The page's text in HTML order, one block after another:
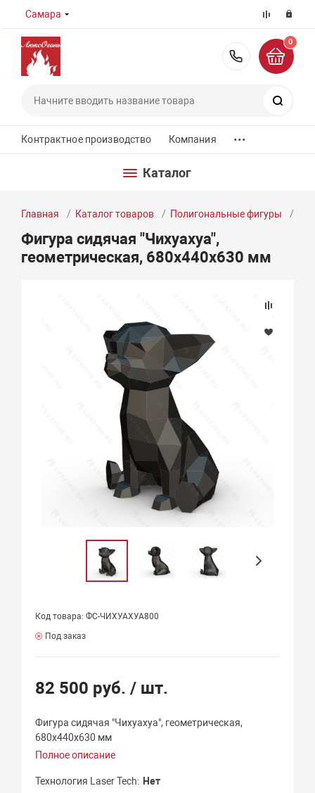
Самара
8 (800)
0
Контрактное производство Компания ...
Каталог
Главная Каталог товаров Полигональные фигуры
Фигура сидячая "Чихуахуа",
геометрическая, 680х440х630 мм
Код товара: ФС-ЧИХУАХУА800
Под заказ
82 500 руб./ шт.
Фигура сидячая "Чихуахуа", геометрическая,
680х440х630 мм
Полное описание
Технология Laser Tech Нет